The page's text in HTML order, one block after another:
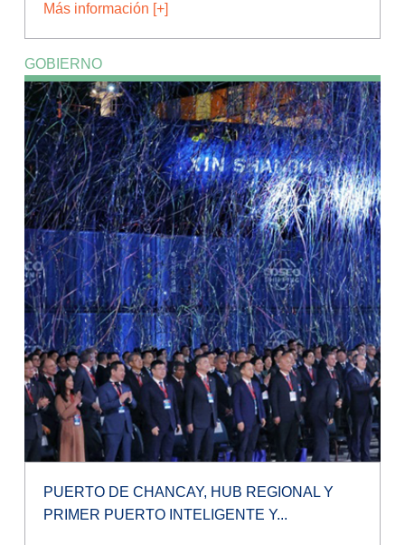
Más información [+]
GOBIERNO
PUERTO DE CHANCAY, HUB REGIONAL Y
PRIMER PUERTO INTELIGENTE Y...